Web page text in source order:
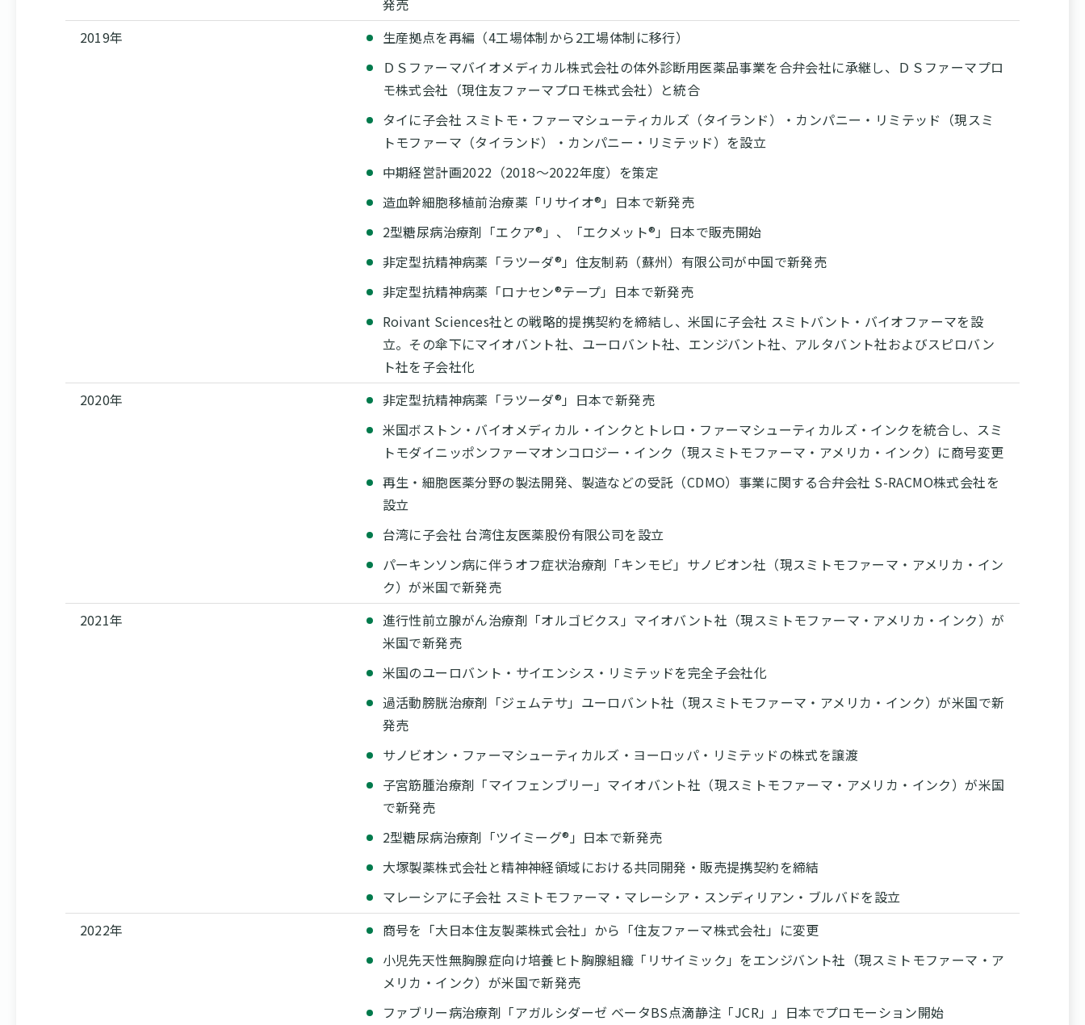
発売
2019年
生産拠点を再編（4工場体制から2工場体制に移行）
ＤＳファーマバイオメディカル株式会社の体外診断用医薬品事業を合弁会社に承継し、ＤＳファーマプロ
モ株式会社（現住友ファーマプロモ株式会社）と統合
タイに子会社 スミトモ・ファーマシューティカルズ（タイランド）・カンパニー・リミテッド（現スミ
トモファーマ（タイランド）・カンパニー・リミテッド）を設立
中期経営計画2022（2018～2022年度）を策定
造血幹細胞移植前治療薬「リサイオ®」日本で新発売
2型糖尿病治療剤「エクア®」、「エクメット®」日本で販売開始
非定型抗精神病薬「ラツーダ®」住友制葯（蘇州）有限公司が中国で新発売
非定型抗精神病薬「ロナセン®テープ」日本で新発売
Roivant Sciences社との戦略的提携契約を締結し、米国に子会社 スミトバント・バイオファーマを設
立。その傘下にマイオバント社、ユーロバント社、エンジバント社、アルタバント社およびスピロバン
ト社を子会社化
2020年
非定型抗精神病薬「ラツーダ®」日本で新発売
米国ボストン・バイオメディカル・インクとトレロ・ファーマシューティカルズ・インクを統合し、スミ
トモダイニッポンファーマオンコロジー・インク（現スミトモファーマ・アメリカ・インク）に商号変更
再生・細胞医薬分野の製法開発、製造などの受託（CDMO）事業に関する合弁会社 S-RACMO株式会社を
設立
台湾に子会社 台湾住友医薬股份有限公司を設立
パーキンソン病に伴うオフ症状治療剤「キンモビ」サノビオン社（現スミトモファーマ・アメリカ・イン
ク）が米国で新発売
2021年
進行性前立腺がん治療剤「オルゴビクス」マイオバント社（現スミトモファーマ・アメリカ・インク）が
米国で新発売
米国のユーロバント・サイエンシス・リミテッドを完全子会社化
過活動膀胱治療剤「ジェムテサ」ユーロバント社（現スミトモファーマ・アメリカ・インク）が米国で新
発売
サノビオン・ファーマシューティカルズ・ヨーロッパ・リミテッドの株式を譲渡
子宮筋腫治療剤「マイフェンブリー」マイオバント社（現スミトモファーマ・アメリカ・インク）が米国
で新発売
2型糖尿病治療剤「ツイミーグ®」日本で新発売
大塚製薬株式会社と精神神経領域における共同開発・販売提携契約を締結
マレーシアに子会社 スミトモファーマ・マレーシア・スンディリアン・ブルバドを設立
2022年
商号を「大日本住友製薬株式会社」から「住友ファーマ株式会社」に変更
小児先天性無胸腺症向け培養ヒト胸腺組織「リサイミック」をエンジバント社（現スミトモファーマ・ア
メリカ・インク）が米国で新発売
ファブリー病治療剤「アガルシダーゼ ベータBS点滴静注「JCR」」日本でプロモーション開始